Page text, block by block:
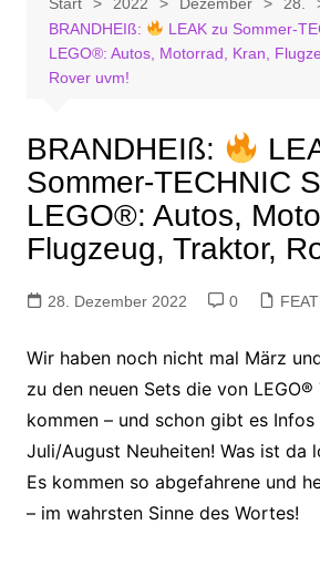
BRANDHEIß:
LEAK zu Sommer-
LEGO®: Autos, Motorrad, Kran,
Rover uvm!
BRANDHEIß:
Sommer-TECHNIC
LEGO®: Autos,
Flugzeug, Traktor,
28. Dezember 2022 0
Wir haben noch nicht mal März
zu den neuen Sets die von LEGO®
kommen – und schon gibt es Infos
Juli/August Neuheiten! Was ist da
Es kommen so abgefahrene und
– im wahrsten Sinne des Wortes!